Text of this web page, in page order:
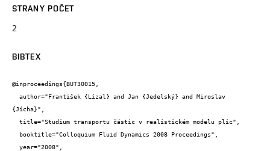
STRANY POČET
2
BIBTEX
@inproceedings{BUT30015,
{Jícha}",